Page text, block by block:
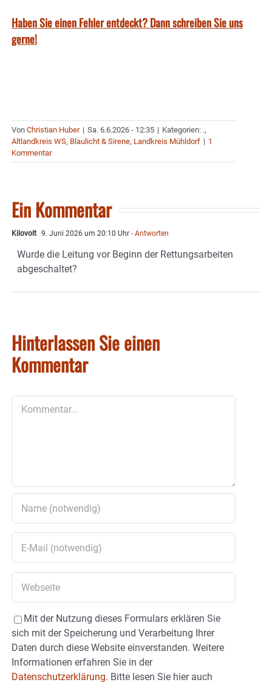
Haben Sie einen Fehler entdeckt? Dann schreiben Sie uns
gerne!
Von Christian Huber | Sa. 6.6.2026 - 12:35 | Kategorien: .,
Altlandkreis WS, Blaulicht & Sirene, Landkreis Mühldorf | 1
Kommentar
Ein Kommentar
Kilovolt 9. Juni 2026 um 20:10 Uhr - Antworten
Wurde die Leitung vor Beginn der Rettungsarbeiten
abgeschaltet?
Hinterlassen Sie einen
Kommentar
Mit der Nutzung dieses Formulars erklären Sie
sich mit der Speicherung und Verarbeitung Ihrer
Daten durch diese Website einverstanden. Weitere
Informationen erfahren Sie in der
Datenschutzerklärung. Bitte lesen Sie hier auch